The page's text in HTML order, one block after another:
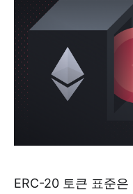
ERC-20 토큰 표준